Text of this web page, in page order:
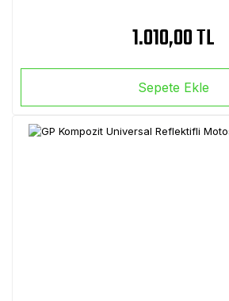
1.010,00 TL
Sepete Ekle